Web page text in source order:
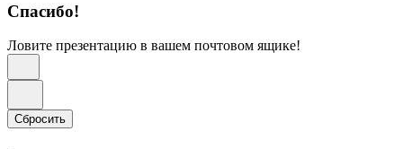
Спасибо!
Ловите презентацию в вашем почтовом ящике!
Сбросить